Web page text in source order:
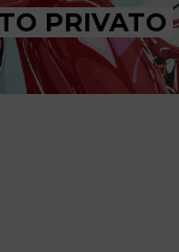
PRIVATO